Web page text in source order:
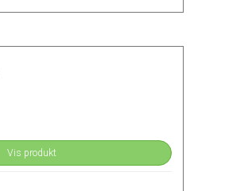
Vis produkt